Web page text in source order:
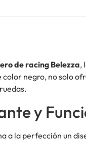
de racing Belezza,
color negro, no solo
y
a la perfección un